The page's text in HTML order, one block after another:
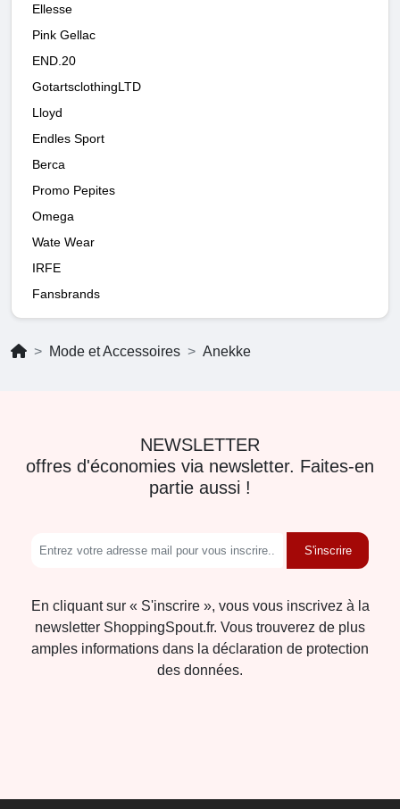
Ellesse
Pink Gellac
END.20
GotartsclothingLTD
Lloyd
Endles Sport
Berca
Promo Pepites
Omega
Wate Wear
IRFE
Fansbrands
Mode et Accessoires Anekke
NEWSLETTER
offres d'économies via newsletter. Faites-en
partie aussi !
S'inscrire
En cliquant sur « S'inscrire », vous vous inscrivez à la
newsletter ShoppingSpout.fr. Vous trouverez de plus
amples informations dans la déclaration de protection
des données.